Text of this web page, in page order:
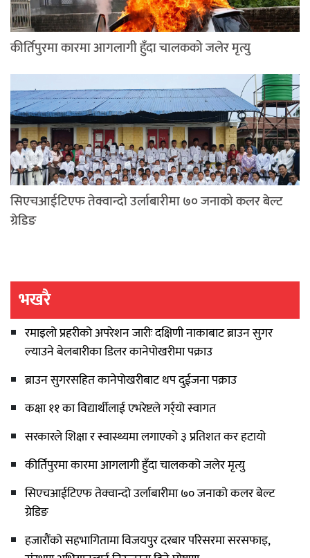
कीर्तिपुरमा कारमा आगलागी हुँदा चालकको जलेर मृत्यु
सिएचआईटिएफ तेक्वान्दो उर्लाबारीमा ७० जनाको कलर बेल्ट
ग्रेडिङ
भखरै
रमाइलो प्रहरीको अपरेशन जारीः दक्षिणी नाकाबाट ब्राउन सुगर
ल्याउने बेलबारीका डिलर कानेपोखरीमा पक्राउ
ब्राउन सुगरसहित कानेपोखरीबाट थप दुईजना पक्राउ
कक्षा ११ का विद्यार्थीलाई एभरेष्टले गर्र्यो स्वागत
सरकारले शिक्षा र स्वास्थ्यमा लगाएको ३ प्रतिशत कर हटायो
कीर्तिपुरमा कारमा आगलागी हुँदा चालकको जलेर मृत्यु
सिएचआईटिएफ तेक्वान्दो उर्लाबारीमा ७० जनाको कलर बेल्ट
ग्रेडिङ
हजारौंको सहभागितामा विजयपुर दरबार परिसरमा सरसफाइ,